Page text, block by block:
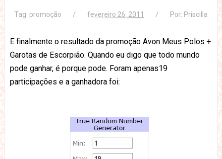
Tag: promoção fevereiro 26, 2011 Por: Priscilla
E finalmente o resultado da promoção Avon Meus Polos +
Garotas de Escorpião. Quando eu digo que todo mundo
pode ganhar, é porque pode. Foram apenas19
participações e a ganhadora foi: